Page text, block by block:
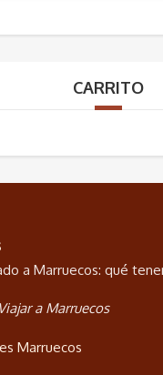
CARRITO
a Marruecos: qué
Viajar a Marruecos